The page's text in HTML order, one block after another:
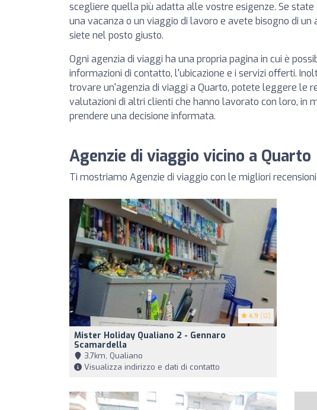
scegliere quella più adatta alle vostre esigenze. Se state
una vacanza o un viaggio di lavoro e avete bisogno di un
siete nel posto giusto.
Ogni agenzia di viaggi ha una propria pagina in cui è
informazioni di contatto, l'ubicazione e i servizi offerti.
trovare un'agenzia di viaggi a Quarto, potete leggere le
valutazioni di altri clienti che hanno lavorato con loro, in
prendere una decisione informata.
Agenzie di viaggio vicino a Quarto
Ti mostriamo Agenzie di viaggio con le migliori
4.9 (12)
Mister Holiday Qualiano 2 - Gennaro
Scamardella
3,7km, Qualiano
Visualizza indirizzo e dati di contatto